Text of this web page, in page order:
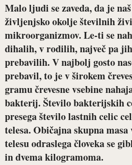
Malo ljudi se zaveda, da je
življenjsko okolje številnih
mikroorganizmov. Le-ti se
dihalih, v rodilih, največ pa
prebavilih. V najbolj gosto
prebavil, to je v širokem
gramu črevesne vsebine
bakterij. Število bakterijskih
presega število lastnih celic
telesa. Običajna skupna
telesu odraslega človeka se
in dvema kilogramoma.